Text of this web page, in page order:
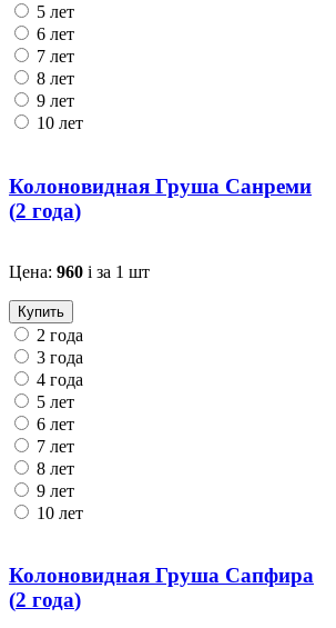
5 лет
6 лет
7 лет
8 лет
9 лет
10 лет
Колоновидная Груша Санреми
(2 года)
Цена: 960 i за 1 шт
Купить
2 года
3 года
4 года
5 лет
6 лет
7 лет
8 лет
9 лет
10 лет
Колоновидная Груша Сапфира
(2 года)